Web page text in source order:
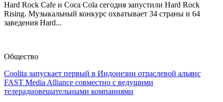
Hard Rock Cafe и Coca Cola сегодня запустили Hard Rock
Rising. Музыкальный конкурс охватывает 34 страны и 64
заведения Hard...
Общество
Coolita запускает первый в Индонезии отраслевой альянс
FAST Media Alliance совместно с ведущими
телерадиовещательными компаниями